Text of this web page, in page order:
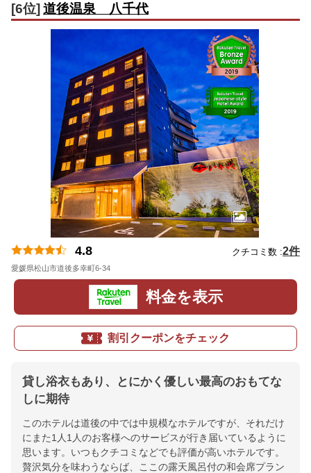
[6位] 道後温泉 八千代
4.8 クチコミ数 :2件
愛媛県松山市道後多幸町6-34
料金を表示
割引クーポンをチェック
貸し浴衣もあり、とにかく優しい最高のおもてな
しに期待
このホテルは道後の中では中規模なホテルですが、それだけ
にまた1人1人のお客様へのサービスが行き届いているように
思います。いつもクチコミなどでも評価が高いホテルです。
贅沢気分を味わうならば、ここの露天風呂付の和会席プラン